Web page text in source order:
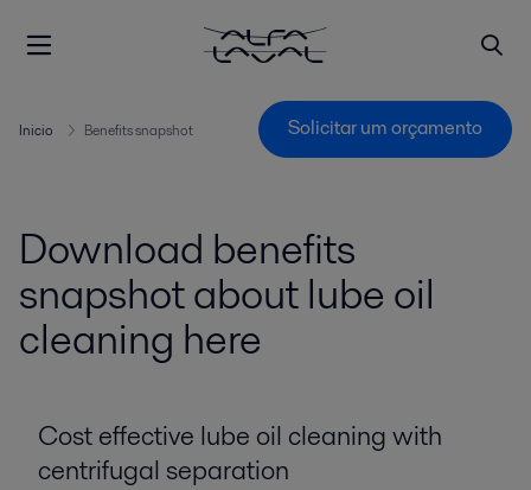
Inicio Benefits snapshot Solicitar um orçamento
Download benefits
snapshot about lube oil
cleaning here
Cost effective lube oil cleaning with
centrifugal separation